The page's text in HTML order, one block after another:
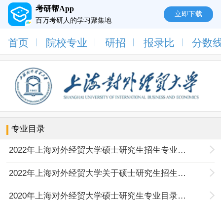
考研帮App
百万考研人的学习聚集地
立即下载
首页 院校专业 研招 报录比 分数
专业目录
2022年上海对外经贸大学硕士研究生招生专业目录
2022年上海对外经贸大学关于硕士研究生招生专业变动情况的预通知
2020年上海对外经贸大学硕士研究生专业目录及参考书目